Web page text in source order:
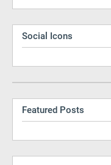
Social Icons
Featured Posts